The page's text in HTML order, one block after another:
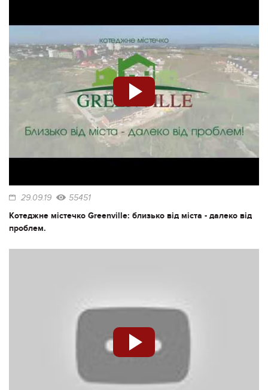
29.09.19 55451
Котеджне містечко Greenville: близько від міста - далеко від
проблем.